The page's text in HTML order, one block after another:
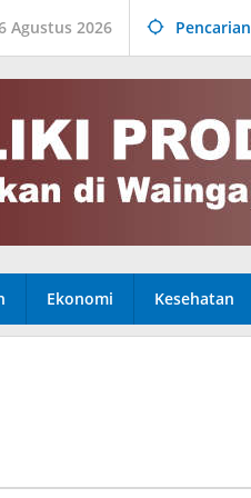
Agustus 2026 Pencarian
Ekonomi Kesehatan